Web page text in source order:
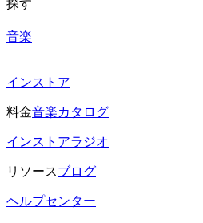
探す
音楽
インストア
料金音楽カタログ
インストアラジオ
リソースブログ
ヘルプセンター